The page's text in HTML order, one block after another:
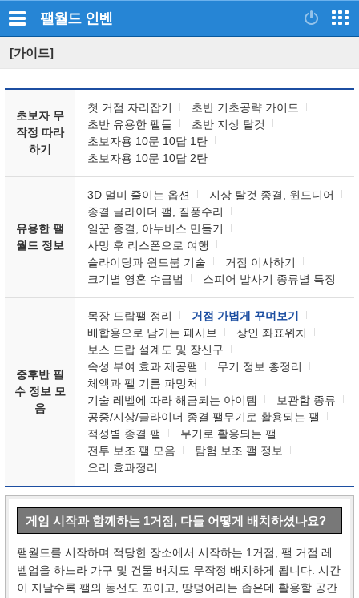
팰월드 인벤
[가이드]
초보자 무
작정 따라
하기
첫 거점 자리잡기
초반 기초공략 가이드
초반 유용한 팰들
초반 지상 탈것
초보자용 10문 10답 1탄
초보자용 10문 10답 2탄
유용한 팰
월드 정보
3D 멀미 줄이는 옵션
지상 탈것 종결, 윈드디어
종결 글라이더 팰, 질풍수리
일꾼 종결, 아누비스 만들기
사망 후 리스폰으로 여행
슬라이딩과 윈드붐 기술
거점 이사하기
크기별 영혼 수급법
스피어 발사기 종류별 특징
중후반 필
수 정보 모
음
목장 드랍팰 정리
거점 가볍게 꾸며보기
배합용으로 남기는 패시브
상인 좌표위치
보스 드랍 설계도 및 장신구
속성 부여 효과 제공팰
무기 정보 총정리
체액과 팰 기름 파밍처
기술 레벨에 따라 해금되는 아이템
보관함 종류
공중/지상/글라이더 종결 팰무기로 활용되는 팰
적성별 종결 팰
무기로 활용되는 팰
전투 보조 팰 모음
탐험 보조 팰 정보
요리 효과정리
게임 시작과 함께하는 1거점, 다들 어떻게 배치하셨나요?
팰월드를 시작하며 적당한 장소에서 시작하는 1거점, 팰 거점 레
벨업을 하느라 가구 및 건물 배치도 무작정 배치하게 됩니다. 시간
이 지날수록 팰의 동선도 꼬이고, 땅덩어리는 좁은데 활용할 공간